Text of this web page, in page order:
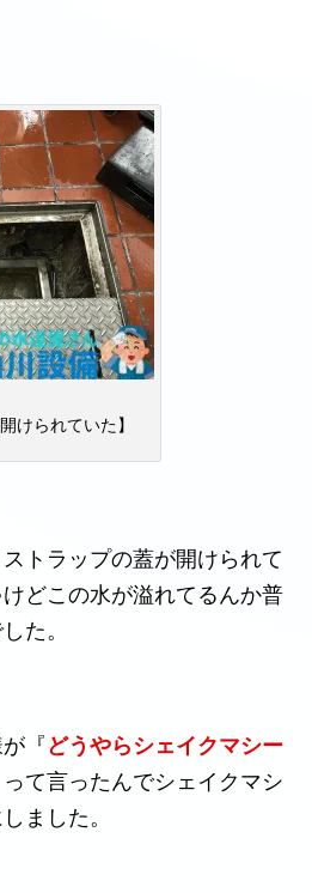
けられていた】
トラップの蓋が開けられて
どこの水が溢れてるんか普
た。
『 どうやらシェイクマシー
て言ったんでシェイクマシ
ました。